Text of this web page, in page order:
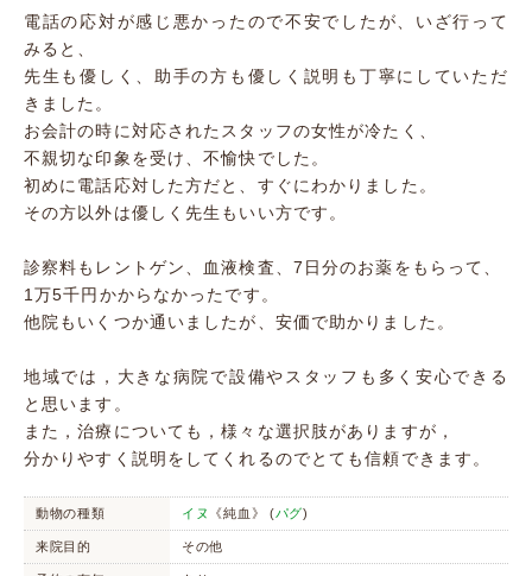
電話の応対が感じ悪かったので不安でしたが、いざ行って
みると、
先生も優しく、助手の方も優しく説明も丁寧にしていただ
きました。
お会計の時に対応されたスタッフの女性が冷たく、
不親切な印象を受け、不愉快でした。
初めに電話応対した方だと、すぐにわかりました。
その方以外は優しく先生もいい方です。
診察料もレントゲン、血液検査、7日分のお薬をもらって、
1万5千円かからなかったです。
他院もいくつか通いましたが、安価で助かりました。
地域では，大きな病院で設備やスタッフも多く安心できる
と思います。
また，治療についても，様々な選択肢がありますが，
分かりやすく説明をしてくれるのでとても信頼できます。
動物の種類 イヌ 《純血》 (パグ)
来院目的 その他